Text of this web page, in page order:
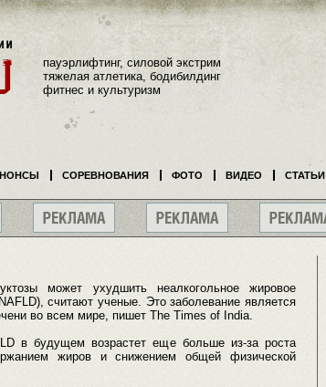
может ухудшить неалкогольное жировое
считают ученые. Это заболевание является
во всем мире, пишет The Times of India.
в будущем возрастет еще больше из-за роста
жиров и снижением общей физической
пауэрлифтинг, силовой экстрим
тяжелая атлетика, бодибилдинг
фитнес и культуризм
СОРЕВНОВАНИЯ ФОТО ВИДЕО СТАТЬИ